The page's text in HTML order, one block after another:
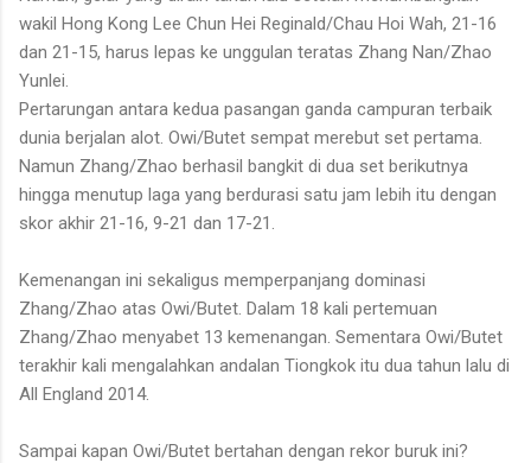
wakil Hong Kong Lee Chun Hei Reginald/Chau Hoi Wah, 21-16
dan 21-15, harus lepas ke unggulan teratas Zhang Nan/Zhao
Yunlei.
Pertarungan antara kedua pasangan ganda campuran terbaik
dunia berjalan alot. Owi/Butet sempat merebut set pertama.
Namun Zhang/Zhao berhasil bangkit di dua set berikutnya
hingga menutup laga yang berdurasi satu jam lebih itu dengan
skor akhir 21-16, 9-21 dan 17-21.
Kemenangan ini sekaligus memperpanjang dominasi
Zhang/Zhao atas Owi/Butet. Dalam 18 kali pertemuan
Zhang/Zhao menyabet 13 kemenangan. Sementara Owi/Butet
terakhir kali mengalahkan andalan Tiongkok itu dua tahun lalu di
All England 2014.
Sampai kapan Owi/Butet bertahan dengan rekor buruk ini?